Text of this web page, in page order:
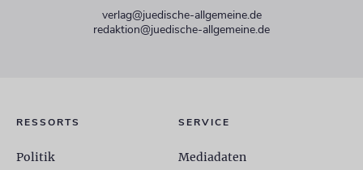
verlag@juedische-allgemeine.de
redaktion@juedische-allgemeine.de
RESSORTS
Politik
SERVICE
Mediadaten